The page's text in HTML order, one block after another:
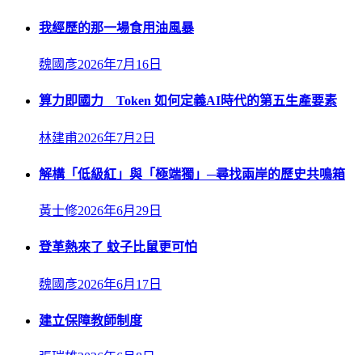
我經歷的那一場食用油風暴
魏國彥2026年7月16日
算力即國力 Token 如何定義AI時代的第五生產要素
林建甫2026年7月2日
解構「低級紅」與「極端獨」─尋找兩岸的歷史共鳴箱
黃士修2026年6月29日
登革熱來了 蚊子比鼠更可怕
魏國彥2026年6月17日
建立保障教師制度